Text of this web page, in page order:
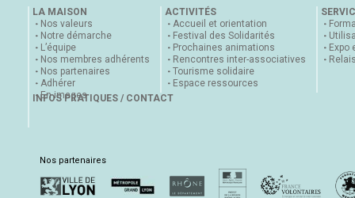
LA MAISON
Nos valeurs
Notre démarche
L’équipe
Nos membres adhérents
Nos partenaires
Adhérer
En images
ACTIVITÉS
Accueil et orientation
Festival des Solidarités
Prochaines animations
Rencontres inter-associatives
Tourisme solidaire
Espace ressources
Expo
INFOS PRATIQUES / CONTACT
Nos partenaires